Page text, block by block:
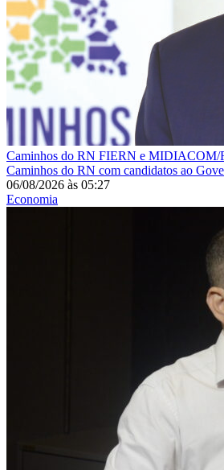
Caminhos do RN FIERN e MIDIACOM/
Caminhos do RN com candidatos ao
06/08/2026 às 05:27
Economia